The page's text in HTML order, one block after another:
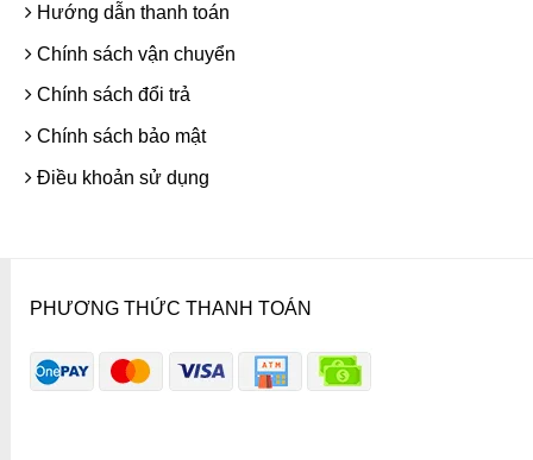
Hướng dẫn thanh toán
Chính sách vận chuyển
Chính sách đổi trả
Chính sách bảo mật
Điều khoản sử dụng
PHƯƠNG THỨC THANH TOÁN